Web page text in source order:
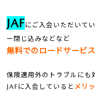
JAFにご入会いただいて
ー閉じ込みなどなど
無料でのロードサービス
保険適用外のトラブルにも
JAFに入会していると メリ